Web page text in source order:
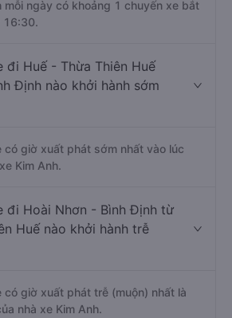
mỗi ngày có khoảng 1 chuyến xe bắt
16:30.
đi Huế - Thừa Thiên Huế
Định nào khởi hành sớm
có giờ xuất phát sớm nhất vào lúc
Kim Anh.
đi Hoài Nhơn - Bình Định từ
Huế nào khởi hành trễ
có giờ xuất phát trễ (muộn) nhất là
nhà xe Kim Anh.